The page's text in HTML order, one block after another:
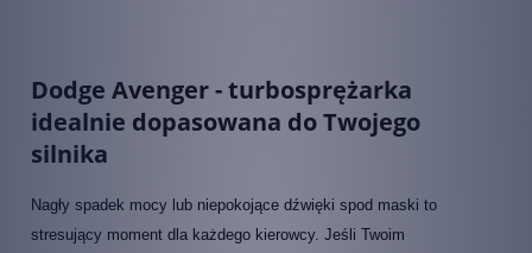
Dodge Avenger - turbosprężarka
idealnie dopasowana do Twojego
silnika
Nagły spadek mocy lub niepokojące dźwięki spod maski to
stresujący moment dla każdego kierowcy. Jeśli Twoim